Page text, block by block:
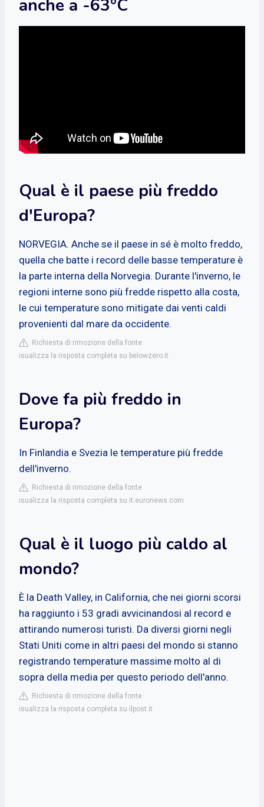
anche a -63°C
Qual è il paese più freddo
d'Europa?
NORVEGIA. Anche se il paese in sé è molto freddo,
quella che batte i record delle basse temperature è
la parte interna della Norvegia. Durante l'inverno, le
regioni interne sono più fredde rispetto alla costa,
le cui temperature sono mitigate dai venti caldi
provenienti dal mare da occidente.
Richiesta di rimozione della fonte
isualizza la risposta completa su belowzero.it
Dove fa più freddo in
Europa?
In Finlandia e Svezia le temperature più fredde
dell'inverno.
Richiesta di rimozione della fonte
isualizza la risposta completa su it.euronews.com
Qual è il luogo più caldo al
mondo?
È la Death Valley, in California, che nei giorni scorsi
ha raggiunto i 53 gradi avvicinandosi al record e
attirando numerosi turisti. Da diversi giorni negli
Stati Uniti come in altri paesi del mondo si stanno
registrando temperature massime molto al di
sopra della media per questo periodo dell'anno.
Richiesta di rimozione della fonte
isualizza la risposta completa su ilpost.it